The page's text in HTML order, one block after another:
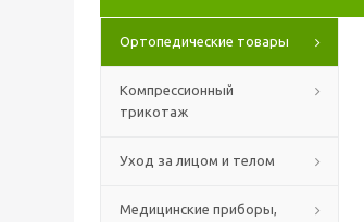
Ортопедические товары
Компрессионный
трикотаж
Уход за лицом и телом
Медицинские приборы,